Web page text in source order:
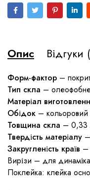
Опис Відгуки
Форм-фактор –
Тип скла –
Матеріал
Обідок – кольоровий
Товщина скла – 0,33
Твердість матеріалу
Закругленість країв –
Вирізи – для
Поклейка: клейка